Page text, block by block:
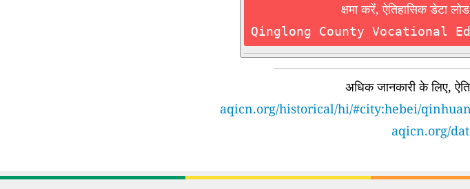
क्षमा करें, ऐतिहासिक डेटा
Qinglong County Vocational
अधिक जानकारी के लिए,
aqicn.org/historical/hi/#city:hebei/
aqicn.org/